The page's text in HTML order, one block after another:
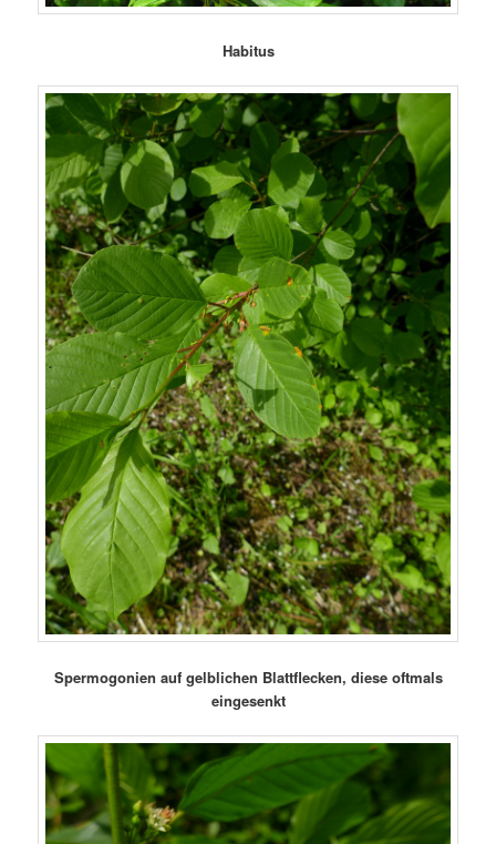
Habitus
Spermogonien auf gelblichen Blattflecken, diese oftmals
eingesenkt